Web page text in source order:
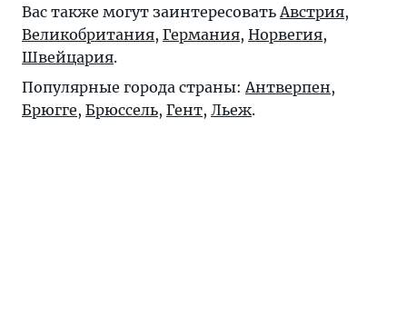
Вас также могут заинтересовать Австрия,
Великобритания, Германия, Норвегия,
Швейцария.
Популярные города страны: Антверпен,
Брюгге, Брюссель, Гент, Льеж.